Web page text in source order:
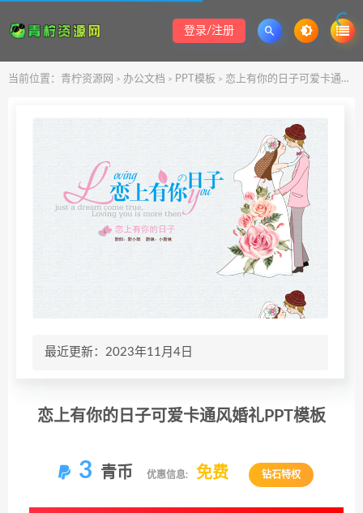
登录/注册
当前位置： 青柠资源网 > 办公文档 > PPT模板 > 恋上有你的日子可爱卡通风婚礼PPT模板
最近更新：2023年11月4日
恋上有你的日子可爱卡通风婚礼PPT模板
3 青币 优惠信息: 免费 钻石特权